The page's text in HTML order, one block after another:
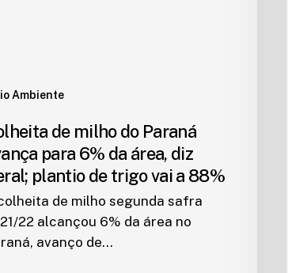
Ambiente
de milho do Paraná
para 6% da área, diz
plantio de trigo vai a 88%
de milho segunda safra
22 alcançou 6% da área no
avanço de…